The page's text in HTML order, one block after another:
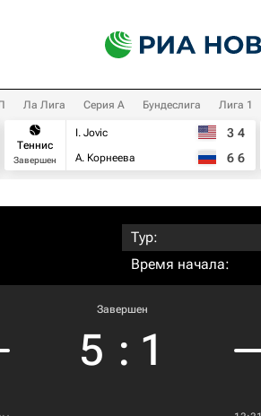
Ла Лига Серия А Бундеслига Лига 1
Теннис
Завершен
I. Jovic
А. Корнеева
3 4
6 6
Тур:
Время начала:
Завершен
5 : 1